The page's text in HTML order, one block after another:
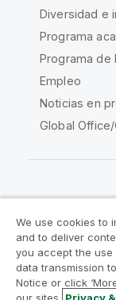
Diversidad e
Programa
Programa de
Empleo
Noticias en
Global
Acuerdos
Legal Policies
Condiciones
We use cookies to
and to deliver
you accept the
data transmission
Notice or click